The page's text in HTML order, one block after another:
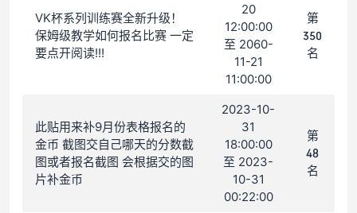
VK杯系列训练赛全新升级！
保姆级教学如何报名比赛 一定
要点开阅读!!!
20
12:00:00
至 2060-
11-21
11:00:00
第
350
名
此贴用来补9月份表格报名的
金币 截图交自己哪天的分数截
图或者报名截图 会根据交的图
片补金币
2023-10-
31
18:00:00
至 2023-
10-31
00:22:00
第
48
名